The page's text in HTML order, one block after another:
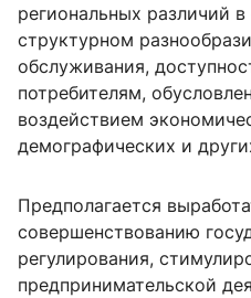
региональных различий
структурном
обслуживания,
потребителям,
воздействием
демографических и
Предполагается
совершенствованию
регулирования,
предпринимательской